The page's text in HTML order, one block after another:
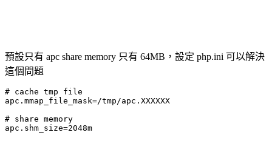
預設只有 apc share memory 只有 64MB，設定 php.ini 可以解決
這個問題
# cache tmp file
apc.mmap_file_mask=/tmp/apc.XXXXXX
# share memory
apc.shm_size=2048m